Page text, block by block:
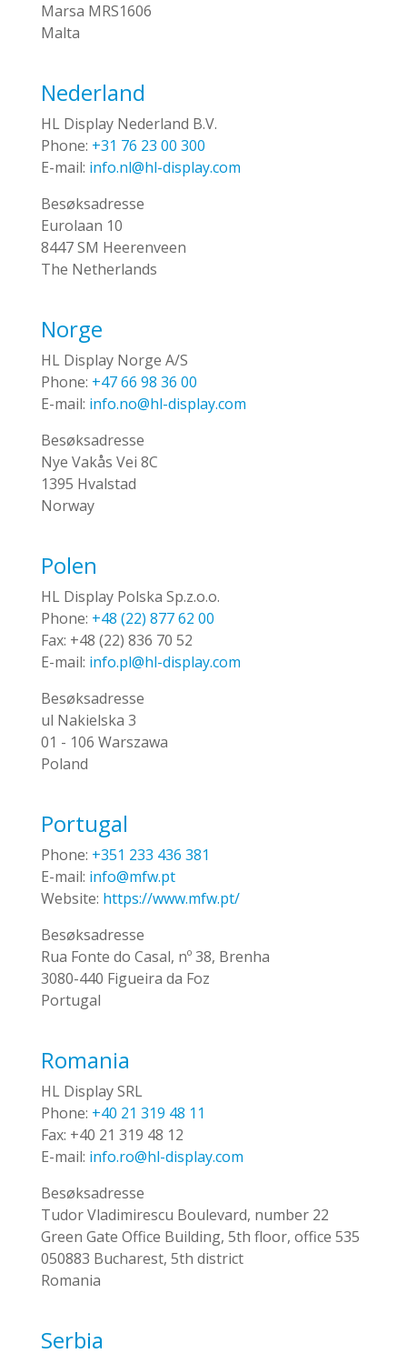
Marsa MRS1606
Malta
Nederland
HL Display Nederland B.V.
Phone: +31 76 23 00 300
E-mail: info.nl@hl-display.com
Besøksadresse
Eurolaan 10
8447 SM Heerenveen
The Netherlands
Norge
HL Display Norge A/S
Phone: +47 66 98 36 00
E-mail: info.no@hl-display.com
Besøksadresse
Nye Vakås Vei 8C
1395 Hvalstad
Norway
Polen
HL Display Polska Sp.z.o.o.
Phone: +48 (22) 877 62 00
Fax: +48 (22) 836 70 52
E-mail: info.pl@hl-display.com
Besøksadresse
ul Nakielska 3
01 - 106 Warszawa
Poland
Portugal
Phone: +351 233 436 381
E-mail: info@mfw.pt
Website: https://www.mfw.pt/
Besøksadresse
Rua Fonte do Casal, nº 38, Brenha
3080-440 Figueira da Foz
Portugal
Romania
HL Display SRL
Phone: +40 21 319 48 11
Fax: +40 21 319 48 12
E-mail: info.ro@hl-display.com
Besøksadresse
Tudor Vladimirescu Boulevard, number 22
Green Gate Office Building, 5th floor, office 535
050883 Bucharest, 5th district
Romania
Serbia